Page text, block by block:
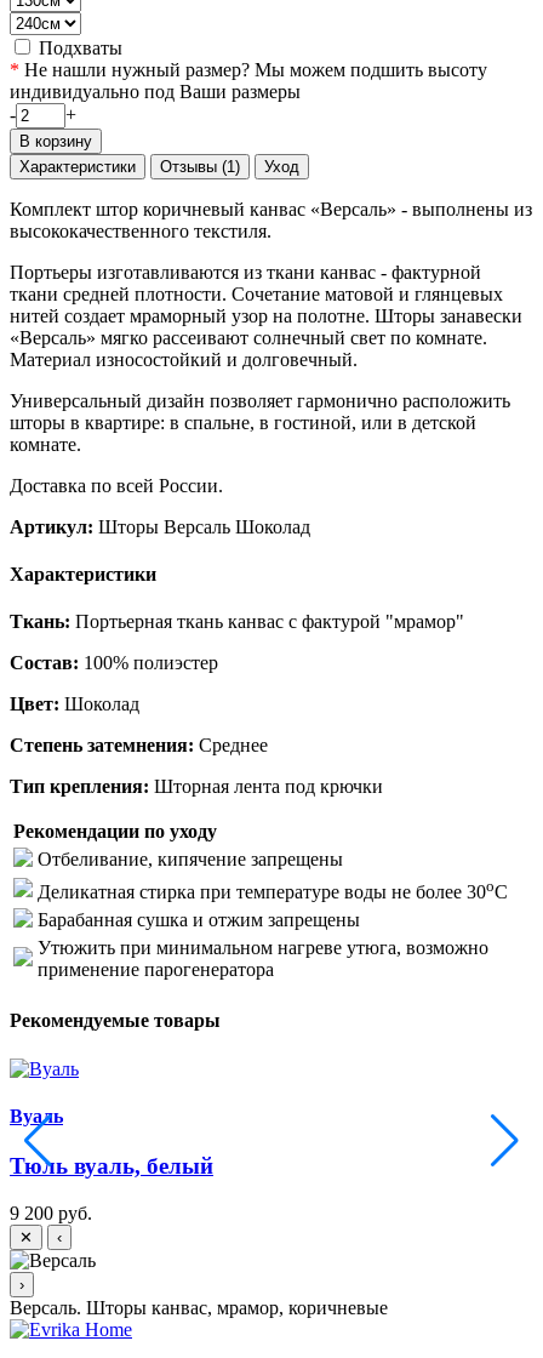
Подхваты
* Не нашли нужный размер? Мы можем подшить высоту
индивидуально под Ваши размеры
-
+
В корзину
Характеристики
Отзывы (1) Уход
Комплект штор коричневый канвас «Версаль» - выполнены из
высококачественного текстиля.
Портьеры изготавливаются из ткани канвас - фактурной
ткани средней плотности. Сочетание матовой и глянцевых
нитей создает мраморный узор на полотне. Шторы занавески
«Версаль» мягко рассеивают солнечный свет по комнате.
Материал износостойкий и долговечный.
Универсальный дизайн позволяет гармонично расположить
шторы в квартире: в спальне, в гостиной, или в детской
комнате.
Доставка по всей России.
Артикул: Шторы Версаль Шоколад
Характеристики
Ткань: Портьерная ткань канвас с фактурой "мрамор"
Состав: 100% полиэстер
Цвет: Шоколад
Степень затемнения: Среднее
Тип крепления: Шторная лента под крючки
Рекомендации по уходу
Отбеливание, кипячение запрещены
Деликатная стирка при температуре воды не более 30oC
Барабанная сушка и отжим запрещены
Утюжить при минимальном нагреве утюга, возможно
применение парогенератора
Рекомендуемые товары
Вуаль
Тюль вуаль, белый
9 200 руб.
✕ ‹
›
Версаль. Шторы канвас, мрамор, коричневые